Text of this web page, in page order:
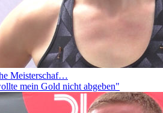
Meisterschaf…
mein Gold nicht abgeben"